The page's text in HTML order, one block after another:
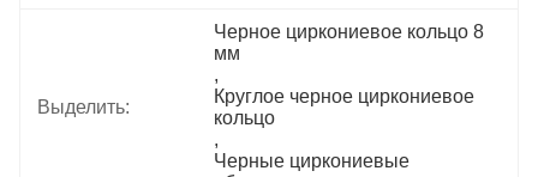
Выделить:
Черное циркониевое кольцо 8
мм
,
Круглое черное циркониевое
кольцо
,
Черные циркониевые